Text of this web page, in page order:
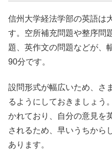
信州大学経法学部の英語は
す。空所補充問題や整序問
題、英作文の問題などが、
90分です。
設問形式が幅広いため、さ
るようにしておきましょう
かれており、自分の意見を
されるため、早いうちから
あります。